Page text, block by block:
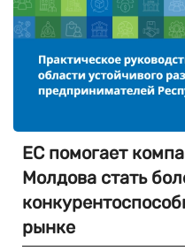
ЕС помогает
Молдова стать
рынке